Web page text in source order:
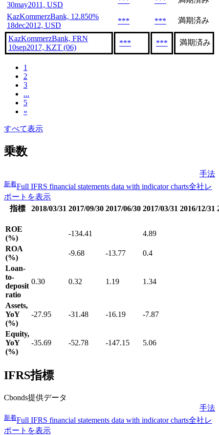
30may2011, USD
KazKommerzBank, 12.850%
18dec2012, USD
*** *** 満期済み
KazKommerzBank, FRN
10sep2017, KZT (06)
*** *** 満期済み
1
2
3
...
5
»
すべて表示
乗数
手法
新着Full IFRS financial statements data with indicator charts全社レ
ポートを表示
指標
2018/03/31 2017/09/30 2017/06/30 2017/03/31 2016/12/31
ROE
(%)
-134.41
4.89
ROA
(%)
-9.68 -13.77
0.4
Loan-
to-
deposit
ratio
0.30 0.32 1.19 1.34
Assets,
YoY
(%)
-27.95 -31.48 -16.19 -7.87
Equity,
YoY
(%)
-35.69 -52.78 -147.15 5.06
IFRS指標
Cbonds提供データ
手法
新着Full IFRS financial statements data with indicator charts全社レ
ポートを表示